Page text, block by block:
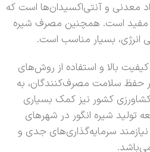
معدنی و آنتی‌اکسیدان‌ها است که
مفید است. همچنین مصرف شیره
انرژی، بسیار مناسب است.
کیفیت بالا و استفاده از روش‌های
بر حفظ سلامت مصرف‌کنندگان، به
کشور نیز کمک بسیاری
تولید شیره انگور در شهرهای
سرمایه‌گذاری‌های جدی و